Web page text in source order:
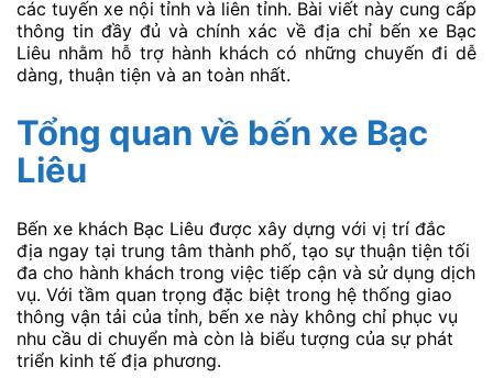
các tuyến xe nội tỉnh và liên tỉnh. Bài viết này cung cấp
thông tin đầy đủ và chính xác về địa chỉ bến xe Bạc
Liêu nhằm hỗ trợ hành khách có những chuyến đi dễ
dàng, thuận tiện và an toàn nhất.
Tổng quan về bến xe Bạc
Liêu
Bến xe khách Bạc Liêu được xây dựng với vị trí đắc
địa ngay tại trung tâm thành phố, tạo sự thuận tiện tối
đa cho hành khách trong việc tiếp cận và sử dụng dịch
vụ. Với tầm quan trọng đặc biệt trong hệ thống giao
thông vận tải của tỉnh, bến xe này không chỉ phục vụ
nhu cầu di chuyển mà còn là biểu tượng của sự phát
triển kinh tế địa phương.